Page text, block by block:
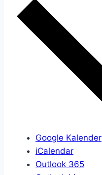
Google Kalender
iCalendar
Outlook 365